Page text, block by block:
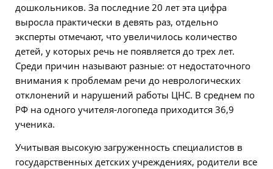
дошкольников. За последние 20 лет эта цифра
выросла практически в девять раз, отдельно
эксперты отмечают, что увеличилось количество
детей, у которых речь не появляется до трех лет.
Среди причин называют разные: от недостаточного
внимания к проблемам речи до неврологических
отклонений и нарушений работы ЦНС. В среднем по
РФ на одного учителя-логопеда приходится 36,9
ученика.
Учитывая высокую загруженность специалистов в
государственных детских учреждениях, родители все